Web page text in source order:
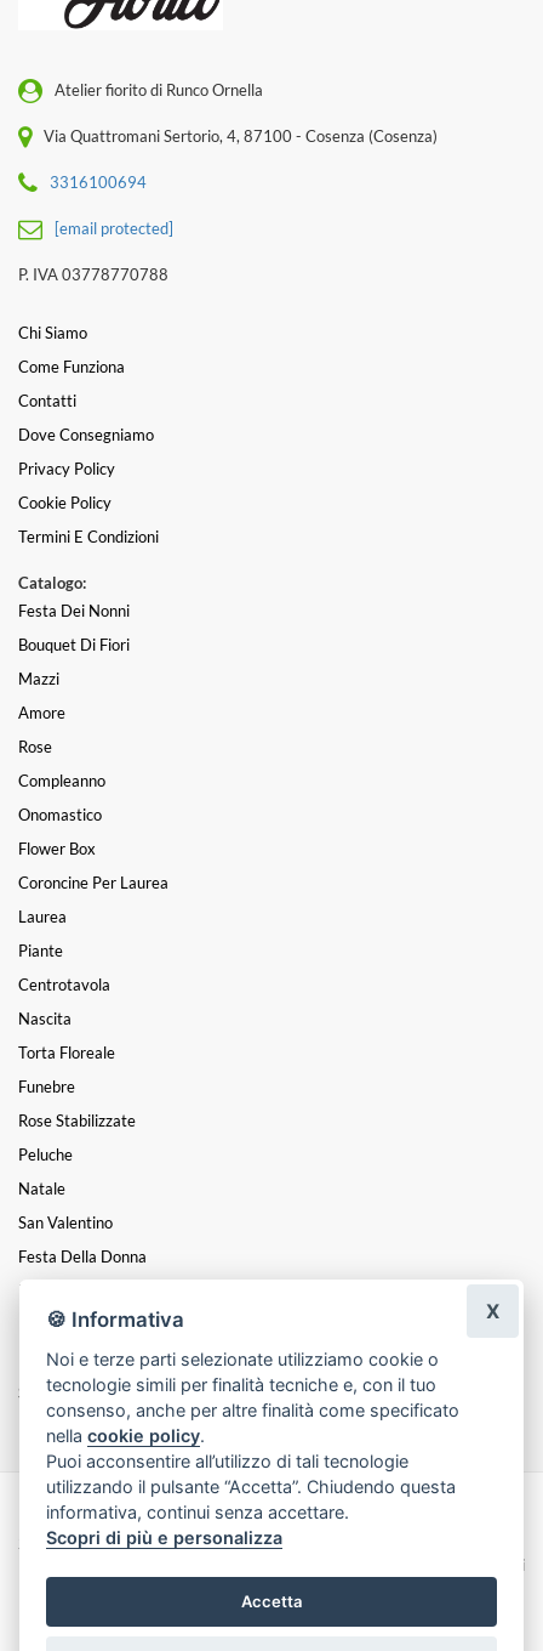
Atelier fiorito di Runco Ornella
Via Quattromani Sertorio, 4, 87100 - Cosenza (Cosenza)
3316100694
[email protected]
P. IVA 03778770788
Chi Siamo
Come Funziona
Contatti
Dove Consegniamo
Privacy Policy
Cookie Policy
Termini E Condizioni
Catalogo:
Festa Dei Nonni
Bouquet Di Fiori
Mazzi
Amore
Rose
Compleanno
Onomastico
Flower Box
Coroncine Per Laurea
Laurea
Piante
Centrotavola
Nascita
Torta Floreale
Funebre
Rose Stabilizzate
Peluche
Natale
San Valentino
Festa Della Donna
Festa Del Papà
Festa Della Mamma
Diplomi
Saggi Di Danza
Made with byInfoser.it- Realizzazione Siti ecommerce per Fioristi
2026
Termini e Condizioni
🍪 Informativa
Noi e terze parti selezionate utilizziamo cookie o
tecnologie simili per finalità tecniche e, con il tuo
consenso, anche per altre finalità come specificato
nellacookie policy.
Puoi acconsentire all’utilizzo di tali tecnologie
utilizzando il pulsante “Accetta”. Chiudendo questa
informativa, continui senza accettare.
Scopri di più e personalizza
Accetta
X